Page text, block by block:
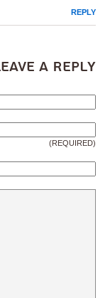
REPLY
a Reply
(REQUIRED)